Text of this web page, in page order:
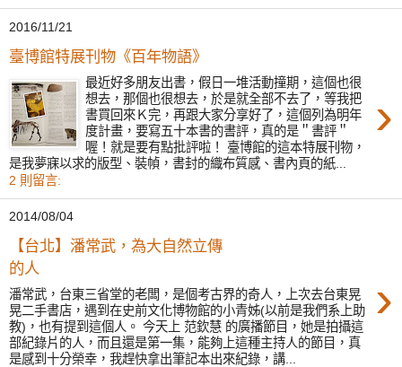
2016/11/21
臺博館特展刊物《百年物語》
›
最近好多朋友出書，假日一堆活動撞期，這個也很
想去，那個也很想去，於是就全部不去了，等我把
書買回來Ｋ完，再跟大家分享好了，這個列為明年
度計畫，要寫五十本書的書評，真的是＂書評＂
喔！就是要有點批評啦！ 臺博館的這本特展刊物，
是我夢寐以求的版型、裝幀，書封的織布質感、書內頁的紙...
2 則留言:
2014/08/04
【台北】潘常武，為大自然立傳
的人
›
潘常武，台東三省堂的老闆，是個考古界的奇人，上次去台東晃
晃二手書店，遇到在史前文化博物館的小青姊(以前是我們系上助
教)，也有提到這個人。 今天上 范欽慧 的廣播節目，她是拍攝這
部紀錄片的人，而且還是第一集，能夠上這種主持人的節目，真
是感到十分榮幸，我趕快拿出筆記本出來紀錄，講...